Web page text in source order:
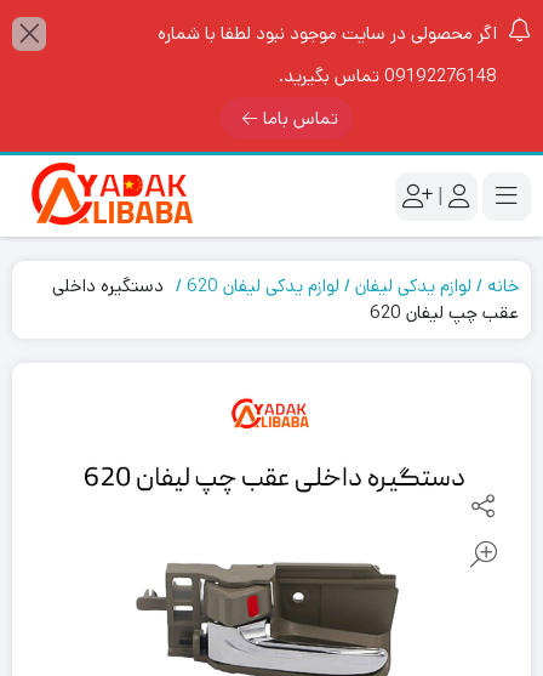
اگر محصولی در سایت موجود نبود لطفا با شماره
09192276148 تماس بگیرید.
تماس باما
|
خانه لوازم یدکی لیفان لوازم یدکی لیفان 620
دستگیره داخلی
عقب چپ لیفان 620